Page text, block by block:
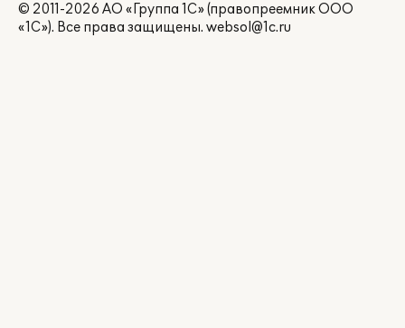
© 2011-2026 АО «Группа 1С» (правопреемник ООО
«1С»). Все права защищены. websol@1c.ru